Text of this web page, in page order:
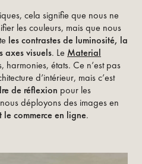
cela signifie que nous ne
les couleurs, mais que nous
les contrastes de luminosité, la
axes visuels. Le Material
harmonies, états. Ce n’est pas
d’intérieur, mais c’est
de réflexion pour les
déployons des images en
commerce en ligne.